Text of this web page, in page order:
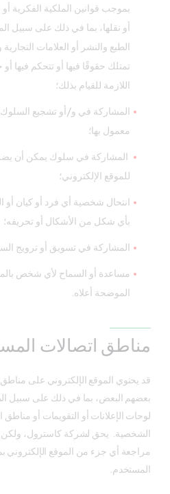
بموجب قوانين الملكية الفكرية أو
أو نقلها، بما في ذلك على سبيل
الطبع والنشر أو العلامات
تمتلك حقوقًا فيها أو تتحكم فيها
اللازمة للقيام بذلك؛
المشاركة في و/أو تشجيع السلوك
معمول بها؛
المشاركة في سلوك يمكن أن
للموقع الإلكتروني؛
انتحال شخصية أي فرد أو كيان أو
بأي شكل من الأشكال أو تحريفه؛
المشاركة في تسويق أو ترويج
مساعدة أو السماح لأي شخص
الموضحة أعلاه.
مناطق اتصالات
قد يحتوي الموقع الإلكتروني على
بعضهم البعض، بما في ذلك على سبيل
لوحات الإعلانات أو التقويمات أو
الشخصية. يحق لشركة كاسترول، ولكن
مراجعة أي جزء من الموقع الإلكتروني
المستخدم.